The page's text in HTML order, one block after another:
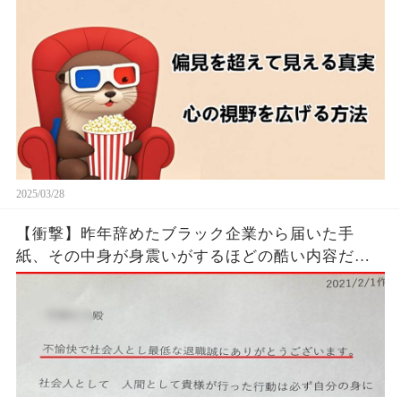
2025/03/28
【衝撃】昨年辞めたブラック企業から届いた手
紙、その中身が身震いがするほどの酷い内容だっ
た…...